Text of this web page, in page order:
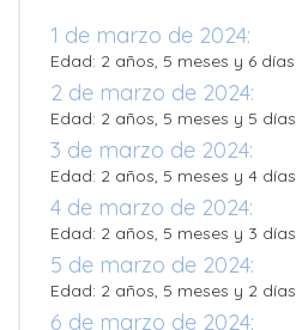
1 de marzo de 2024:
Edad: 2 años, 5 meses y 6 días
2 de marzo de 2024:
Edad: 2 años, 5 meses y 5 días
3 de marzo de 2024:
Edad: 2 años, 5 meses y 4 días
4 de marzo de 2024:
Edad: 2 años, 5 meses y 3 días
5 de marzo de 2024:
Edad: 2 años, 5 meses y 2 días
6 de marzo de 2024: